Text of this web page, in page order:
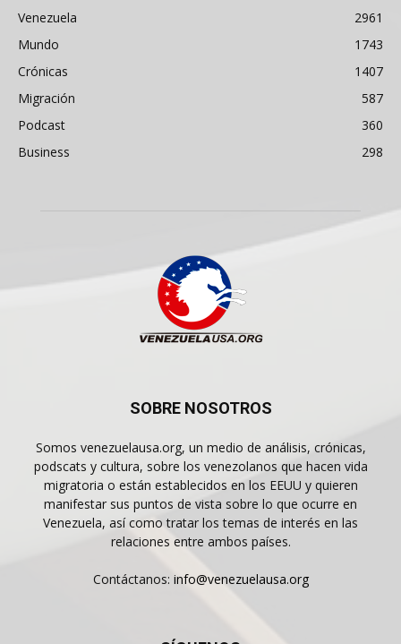
Venezuela
2961
Mundo
1743
Crónicas
1407
Migración
587
Podcast
360
Business
298
SOBRE NOSOTROS
Somos venezuelausa.org, un medio de análisis, crónicas,
podscats y cultura, sobre los venezolanos que hacen vida
migratoria o están establecidos en los EEUU y quieren
manifestar sus puntos de vista sobre lo que ocurre en
Venezuela, así como tratar los temas de interés en las
relaciones entre ambos países.
Contáctanos: info@venezuelausa.org